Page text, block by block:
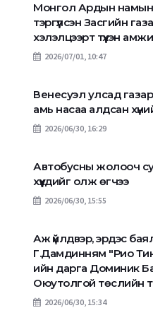
Монгол Ардын
тэргүүлсэн Засгийн
хэлэлцээрт түүхэн
2026/07/01, 10:47
Венесуэл улсад
амь насаа алдсан
2026/06/30, 16:29
Автобусны жолооч
хүүхдийг олж өгчээ
2026/06/30, 15:55
Аж үйлдвэр, эрдэс
Г.Дамдинням "Рио
ийн дарга Доминик
Оюутолгой төслийн
2026/06/30, 15:34